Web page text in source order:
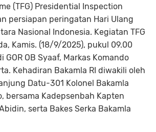
(TFG) Presidential Inspection
persiapan peringatan Hari Ulang
Nasional Indonesia. Kegiatan TFG
Kamis. (18/9/2025), pukul 09.00
GOR OB Syaaf, Markas Komando
Kehadiran Bakamla RI diwakili oleh
Datu-301 Kolonel Bakamla
bersama Kadepsenbah Kapten
serta Bakes Serka Bakamla